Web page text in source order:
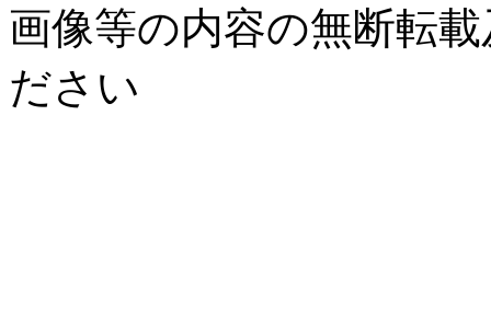
画像等の内容の無断転
ださい